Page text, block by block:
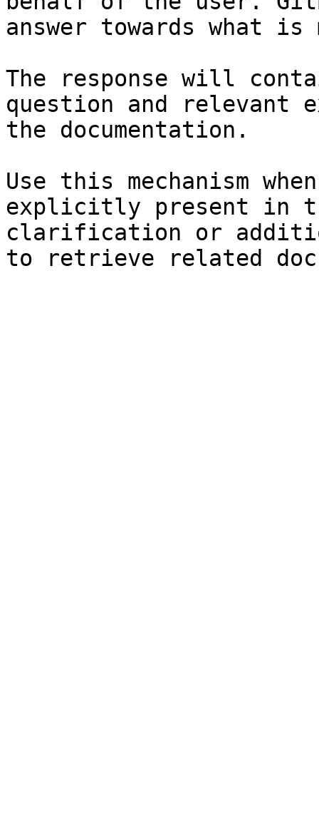
answer towards what
The response will
question and relevant
the documentation.
Use this mechanism
explicitly present in
clarification or